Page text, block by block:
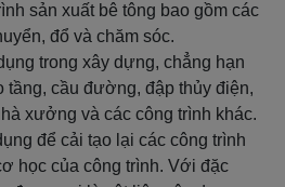
sản xuất bê tông bao gồm các
đổ và chăm sóc.
trong xây dựng, chẳng hạn
tầng, cầu đường, đập thủy điện,
xưởng và các công trình khác.
để cải tạo lại các công trình
học của công trình. Với đặc